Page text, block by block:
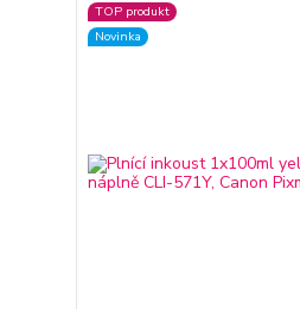
TOP produkt
Novinka